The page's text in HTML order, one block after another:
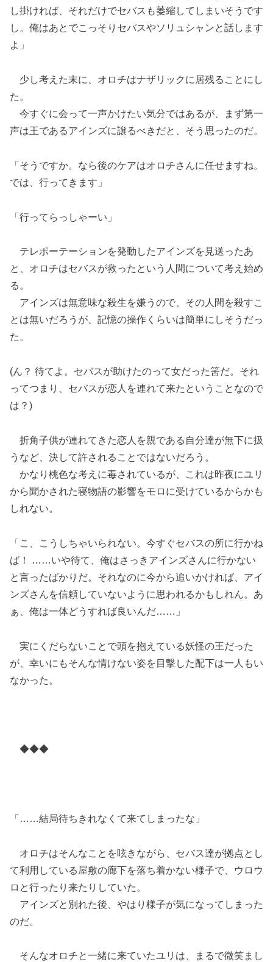
し掛ければ、それだけでセバスも萎縮してしまいそうです
し。俺はあとでこっそりセバスやソリュシャンと話します
よ」
少し考えた末に、オロチはナザリックに居残ることにし
た。
今すぐに会って一声かけたい気分ではあるが、まず第一
声は王であるアインズに譲るべきだと、そう思ったのだ。
「そうですか。なら後のケアはオロチさんに任せますね。
では、行ってきます」
「行ってらっしゃーい」
テレポーテーションを発動したアインズを見送ったあ
と、オロチはセバスが救ったという人間について考え始め
る。
アインズは無意味な殺生を嫌うので、その人間を殺すこ
とは無いだろうが、記憶の操作くらいは簡単にしそうだっ
た。
(ん？ 待てよ。セバスが助けたのって女だった筈だ。それ
ってつまり、セバスが恋人を連れて来たということなので
は？)
折角子供が連れてきた恋人を親である自分達が無下に扱
うなど、決して許されることではないだろう。
かなり桃色な考えに毒されているが、これは昨夜にユリ
から聞かされた寝物語の影響をモロに受けているからかも
しれない。
「こ、こうしちゃいられない。今すぐセバスの所に行かね
ば！ ……いや待て、俺はさっきアインズさんに行かない
と言ったばかりだ。それなのに今から追いかければ、アイ
ンズさんを信頼していないように思われるかもしれん。あ
ぁ、俺は一体どうすれば良いんだ……」
実にくだらないことで頭を抱えている妖怪の王だった
が、幸いにもそんな情けない姿を目撃した配下は一人もい
なかった。
◆◆◆
「……結局待ちきれなくて来てしまったな」
オロチはそんなことを呟きながら、セバス達が拠点とし
て利用している屋敷の廊下を落ち着かない様子で、ウロウ
ロと行ったり来たりしていた。
アインズと別れた後、やはり様子が気になってしまった
のだ。
そんなオロチと一緒に来ていたユリは、まるで微笑まし